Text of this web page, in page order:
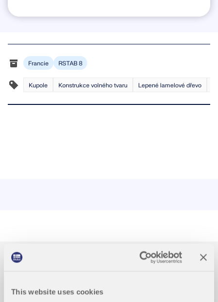
This website uses cookies
Francie RSTAB 8
Kupole Konstrukce volného tvaru Lepené lamelové dřevo